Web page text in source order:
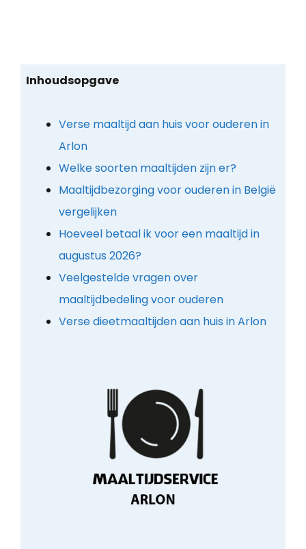
Inhoudsopgave
Verse maaltijd aan huis voor ouderen in
Arlon
Welke soorten maaltijden zijn er?
Maaltijdbezorging voor ouderen in België
vergelijken
Hoeveel betaal ik voor een maaltijd in
augustus 2026?
Veelgestelde vragen over
maaltijdbedeling voor ouderen
Verse dieetmaaltijden aan huis in Arlon